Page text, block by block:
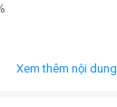
Xem thêm nội dung